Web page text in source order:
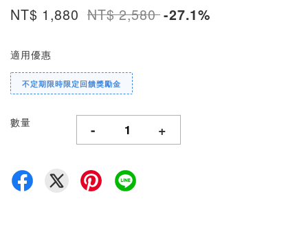
NT$ 1,880 NT$ 2,580-27.1%
適用優惠
不定期限時限定回饋獎勵金
數量 - +